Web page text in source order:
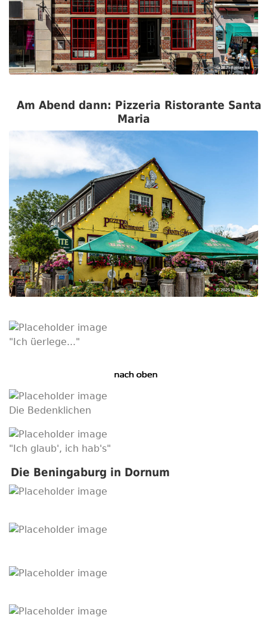
Am Abend dann: Pizzeria Ristorante Santa
Maria
"Ich üerlege..."
Die Bedenklichen
"Ich glaub', ich hab's"
Die Beningaburg in Dornum